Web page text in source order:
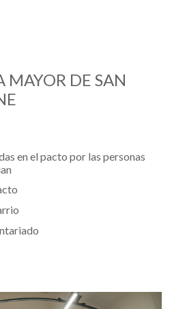
MAYOR DE SAN
en el pacto por las personas